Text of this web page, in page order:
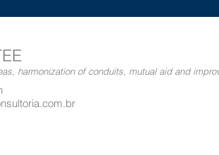
harmonization of conduits, mutual aid and